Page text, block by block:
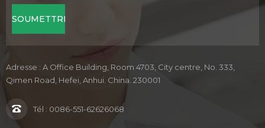
Adresse : A Office Building, Room 4703, City centre, No. 333,
Qimen Road, Hefei, Anhui. China. 230001
Tél : 0086-551-62626068